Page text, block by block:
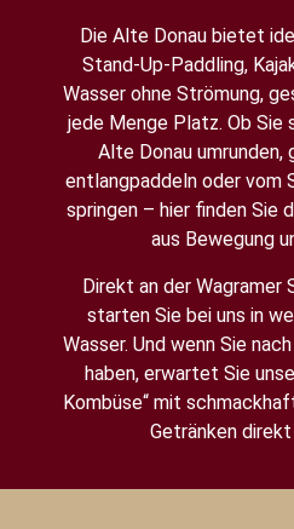
Die Alte Donau bietet
Stand-Up-Paddling,
Wasser ohne Strömung,
jede Menge Platz. Ob
Alte Donau umrunden,
entlangpaddeln oder vom
springen – hier finden Sie
aus Bewegung
Direkt an der Wagramer
starten Sie bei uns in
Wasser. Und wenn Sie
haben, erwartet Sie
Kombüse“ mit
Getränken direkt